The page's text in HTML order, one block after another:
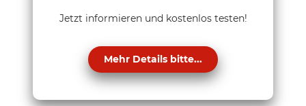
Jetzt informieren und kostenlos testen!
Mehr Details bitte...